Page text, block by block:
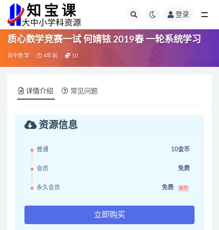
登录
质心数学竞赛一试 何婧铱 2019春 一轮系统学习
高中数学 4年前 10
详情介绍 常见问题
资源信息
普通 10金币
会员 免费
永久会员 免费 推荐
立即购买
全部